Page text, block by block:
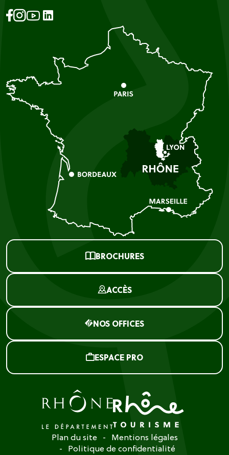
BROCHURES
ACCÈS
NOS OFFICES
ESPACE PRO
Plan du site
Mentions légales
Politique de confidentialité